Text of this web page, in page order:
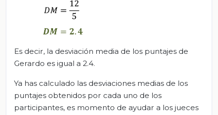
Es decir, la desviación media de los puntajes de
Gerardo es igual a 2.4.
Ya has calculado las desviaciones medias de los
puntajes obtenidos por cada uno de los
participantes, es momento de ayudar a los jueces